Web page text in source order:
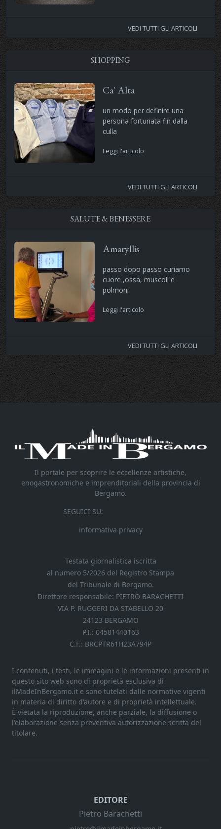
VEDI TUTTI GLI ARTICOLI
SHOPPING
Ca' Alta
un modo per definire una
persona fortunata fin dalla
culla
Leggi l'articolo
VEDI TUTTI GLI ARTICOLI
SALUTE & BENESSERE
Amaryllis
passo dopo passo curiamo
cuore ,ossa, muscoli e
polmoni
Leggi l'articolo
VEDI TUTTI GLI ARTICOLI
Il portale per scoprire le eccellenze artistiche,
enogastronomiche e imprenditoriali della provincia di
Bergamo.
SEGUICI SU:
informativa privacy
Testata giornalistica iscritta
al numero 5/2026 del Registro Stampa
del Tribunale di Bergamo.
Direttore responsabile: PIETRO BARACHETTI
VIA P. RUGGERI DA STABELLO 20
24123 BERGAMO
P.I.: 04581440163
C.F.: BRCPTR61H23A794P
I contenuti, i testi, le immagini e le informazioni presenti in
questo sito web sono di proprietà esclusiva di
ilMadeInBergamo.it e sono tutelati dalle normative vigenti
in materia di diritto d'autore e di proprietà intellettuale.
È vietata la riproduzione, anche parziale, la diffusione o
l'elaborazione senza preventiva autorizzazione scritta del
titolare.
EDITORE
Pietro Barachetti